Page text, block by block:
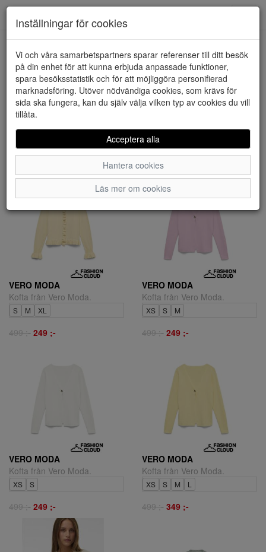
Kläder - Kavajer/Koftor
(60 artiklar)
Sortera efter:
VERO MODA
Kofta från Vero Moda.
S M XL
499 ;- 249 ;-
VERO MODA
Kofta från Vero Moda.
XS S M
499 ;- 249 ;-
VERO MODA
Kofta från Vero Moda.
XS S
499 ;- 249 ;-
VERO MODA
Kofta från Vero Moda.
XS S M L
499 ;- 349 ;-
Inställningar för cookies
Vi och våra samarbetspartners sparar referenser till ditt besök
på din enhet för att kunna erbjuda anpassade funktioner,
spara besöksstatistik och för att möjliggöra personifierad
marknadsföring. Utöver nödvändiga cookies, som krävs för
sida ska fungera, kan du själv välja vilken typ av cookies du vill
tillåta.
Acceptera alla
Hantera cookies
Läs mer om cookies